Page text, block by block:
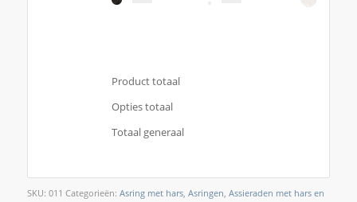
Product totaal
Opties totaal
Totaal generaal
SKU: 011 Categorieën: Asring met hars, Asringen Assieraden met hars en